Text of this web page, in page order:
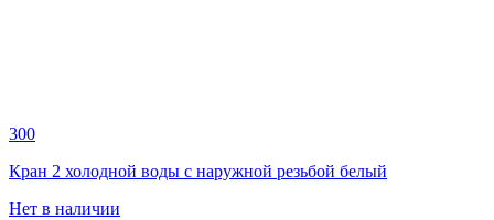
300
Кран 2 холодной воды с наружной резьбой белый
Нет в наличии